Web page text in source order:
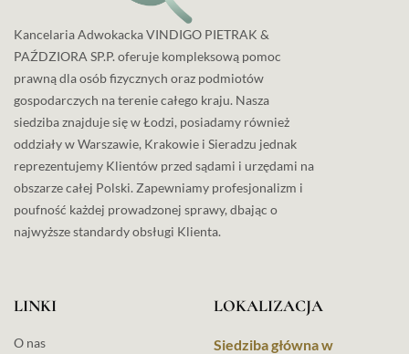
Kancelaria Adwokacka VINDIGO PIETRAK &
PAŹDZIORA SP.P. oferuje kompleksową pomoc
prawną dla osób fizycznych oraz podmiotów
gospodarczych na terenie całego kraju. Nasza
siedziba znajduje się w Łodzi, posiadamy również
oddziały w Warszawie, Krakowie i Sieradzu jednak
reprezentujemy Klientów przed sądami i urzędami na
obszarze całej Polski. Zapewniamy profesjonalizm i
poufność każdej prowadzonej sprawy, dbając o
najwyższe standardy obsługi Klienta.
LINKI
O nas
LOKALIZACJA
Siedziba główna w